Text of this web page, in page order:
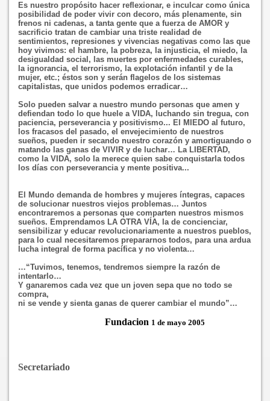
Es nuestro propósito hacer reflexionar, e inculcar como única
posibilidad de poder vivir con decoro, más plenamente, sin
frenos ni cadenas, a tanta gente que a fuerza de AMOR y
sacrificio tratan de cambiar una triste realidad de
sentimientos, represiones y vivencias negativas como las que
hoy vivimos: el hambre, la pobreza, la injusticia, el miedo, la
desigualdad social, las muertes por enfermedades curables,
la ignorancia, el terrorismo, la explotación infantil y de la
mujer, etc.; éstos son y serán flagelos de los sistemas
capitalistas, que unidos podemos erradicar…
Solo pueden salvar a nuestro mundo personas que amen y
defiendan todo lo que huele a VIDA, luchando sin tregua, con
paciencia, perseverancia y positivismo... El MIEDO al futuro,
los fracasos del pasado, el envejecimiento de nuestros
sueños, pueden ir secando nuestro corazón y amortiguando o
matando las ganas de VIVIR y de luchar… La LIBERTAD,
como la VIDA, solo la merece quien sabe conquistarla todos
los días con perseverancia y mente positiva...
El Mundo demanda de hombres y mujeres íntegras, capaces
de solucionar nuestros viejos problemas… Juntos
encontraremos a personas que comparten nuestros mismos
sueños. Emprendamos LA OTRA VÍA, la de concienciar,
sensibilizar y educar revolucionariamente a nuestros pueblos,
para lo cual necesitaremos prepararnos todos, para una ardua
lucha integral de forma pacífica y no violenta…
…“Tuvimos, tenemos, tendremos siempre la razón de
intentarlo…
Y ganaremos cada vez que un joven sepa que no todo se
compra,
ni se vende y sienta ganas de querer cambiar el mundo”…
Fundacion 1 de mayo 2005
Secretariado